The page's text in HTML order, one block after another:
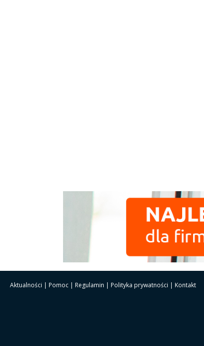
Aktualności | Pomoc | Regulamin | Polityka prywatności | Kontakt